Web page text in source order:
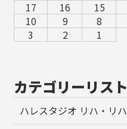
17
16 15
10
9 8
3
2 1
カテゴリーリスト
ハレスタジオ リハ・リハ